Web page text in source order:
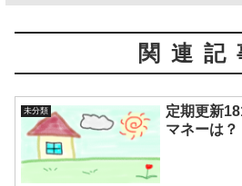
関連記
未分類
定期更新
マネーは？